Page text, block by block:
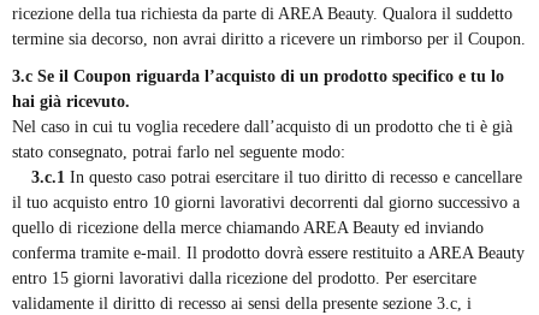
ricezione della tua richiesta da parte di AREA Beauty. Qualora il suddetto
termine sia decorso, non avrai diritto a ricevere un rimborso per il Coupon.
3.c Se il Coupon riguarda l’acquisto di un prodotto specifico e tu lo
hai già ricevuto.
Nel caso in cui tu voglia recedere dall’acquisto di un prodotto che ti è già
stato consegnato, potrai farlo nel seguente modo:
3.c.1 In questo caso potrai esercitare il tuo diritto di recesso e cancellare
il tuo acquisto entro 10 giorni lavorativi decorrenti dal giorno successivo a
quello di ricezione della merce chiamando AREA Beauty ed inviando
conferma tramite e-mail. Il prodotto dovrà essere restituito a AREA Beauty
entro 15 giorni lavorativi dalla ricezione del prodotto. Per esercitare
validamente il diritto di recesso ai sensi della presente sezione 3.c, i